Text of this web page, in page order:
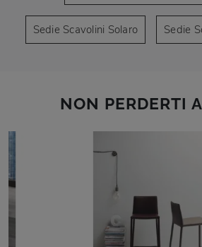
Sedie Scavolini Solaro Sedie
NON PERDERTI